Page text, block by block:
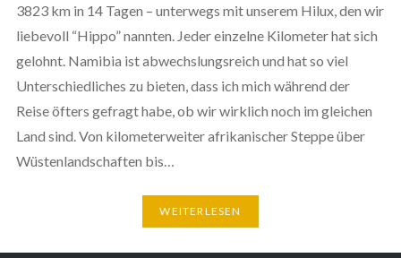
3823 km in 14 Tagen – unterwegs mit unserem Hilux, den wir
liebevoll “Hippo” nannten. Jeder einzelne Kilometer hat sich
gelohnt. Namibia ist abwechslungsreich und hat so viel
Unterschiedliches zu bieten, dass ich mich während der
Reise öfters gefragt habe, ob wir wirklich noch im gleichen
Land sind. Von kilometerweiter afrikanischer Steppe über
Wüstenlandschaften bis…
WEITERLESEN